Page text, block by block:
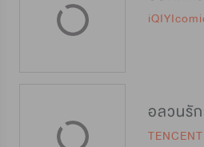
อลวนรั